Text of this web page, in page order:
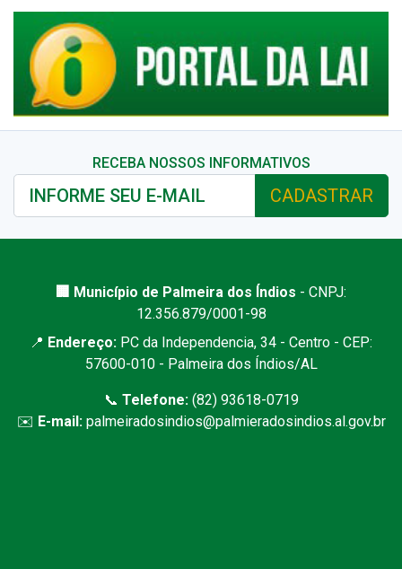
RECEBA NOSSOS INFORMATIVOS
CADASTRAR
🏢 Município de Palmeira dos Índios - CNPJ:
12.356.879/0001-98
📍 Endereço: PC da Independencia, 34 - Centro - CEP:
57600-010 - Palmeira dos Índios/AL
📞 Telefone:(82) 93618-0719
✉️ E-mail: palmeiradosindios@palmieradosindios.al.gov.br